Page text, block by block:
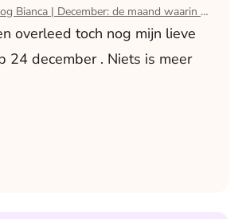
Blog Bianca | December: de maand waarin ik mijn man verloor
overleed toch nog mijn lieve
24 december . Niets is meer